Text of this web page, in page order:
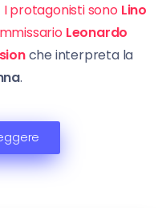
I protagonisti sono Lino
Leonardo
che interpreta la
.